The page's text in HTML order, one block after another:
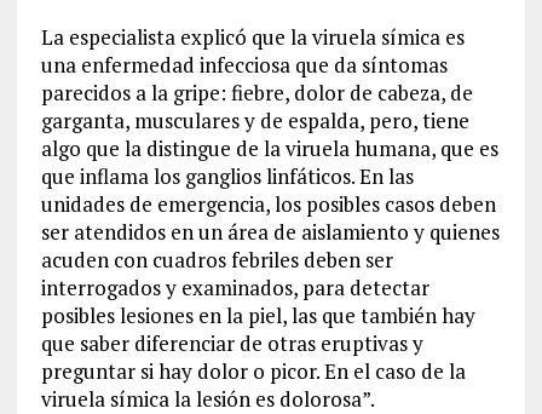
La especialista explicó que la viruela símica es
una enfermedad infecciosa que da síntomas
parecidos a la gripe: fiebre, dolor de cabeza, de
garganta, musculares y de espalda, pero,tiene
algo que la distingue de la viruela humana, que es
que inflama los ganglios linfáticos.En las
unidades de emergencia, los posibles casos deben
ser atendidos en un área de aislamiento y quienes
acuden con cuadros febriles deben ser
interrogados y examinados,para detectar
posibles lesiones en la piel,las que también hay
que saber diferenciar de otras eruptivas y
preguntar si hay dolor o picor. En el caso de la
viruela símicala lesión es dolorosa”.